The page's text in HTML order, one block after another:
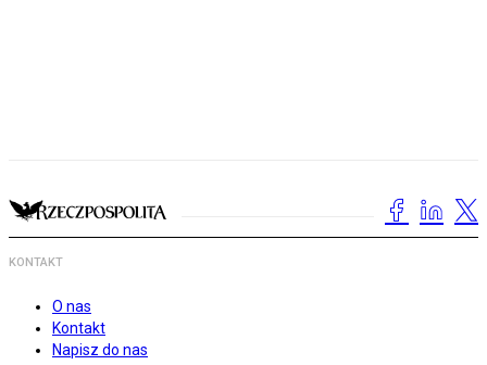
KONTAKT
O nas
Kontakt
Napisz do nas